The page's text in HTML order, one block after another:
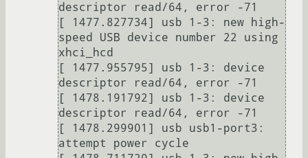
descriptor read/64, error -71
[ 1477.827734] usb 1-3: new high-
speed USB device number 22 using
xhci_hcd
[ 1477.955795] usb 1-3: device
descriptor read/64, error -71
[ 1478.191792] usb 1-3: device
descriptor read/64, error -71
[ 1478.299901] usb usb1-port3:
attempt power cycle